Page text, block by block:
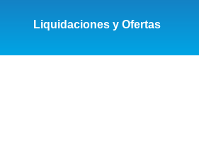
Liquidaciones y Ofertas